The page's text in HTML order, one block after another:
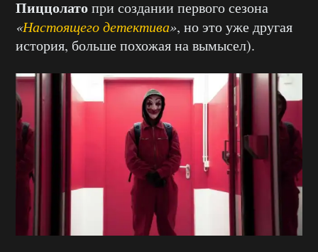
Пиццолатопри создании первого сезона
«Настоящего детектива», но это уже другая
история, больше похожая на вымысел).